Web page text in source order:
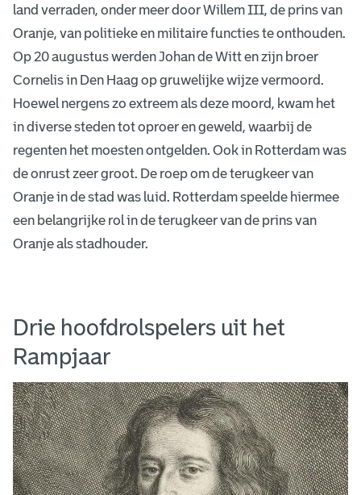
R
a
m
p
a
a
land verraden, onder meer door Willem III, de prins van
Oranje, van politieke en militaire functies te onthouden.
Op 20 augustus werden Johan de Witt en zijn broer
Cornelis in Den Haag op gruwelijke wijze vermoord.
Hoewel nergens zo extreem als deze moord, kwam het
in diverse steden tot oproer en geweld, waarbij de
regenten het moesten ontgelden. Ook in Rotterdam was
de onrust zeer groot. De roep om de terugkeer van
Oranje in de stad was luid. Rotterdam speelde hiermee
een belangrijke rol in de terugkeer van de prins van
Oranje als stadhouder.
Drie hoofdrolspelers uit het
Rampjaar